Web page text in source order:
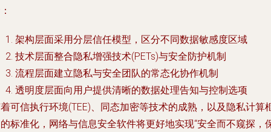
架构层面采用分层信任模型，区分不同数据敏感度区域
技术层面整合隐私增强技术(PETs)与安全防护机制
流程层面建立隐私与安全团队的常态化协作机制
透明度层面向用户提供清晰的数据处理告知与控制选项
可信执行环境(TEE)、同态加密等技术的成熟，以及隐私计算
标准化，网络与信息安全软件将更好地实现“安全而不窥探，